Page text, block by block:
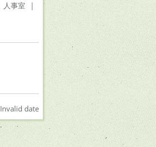
人事室 |
Invalid date